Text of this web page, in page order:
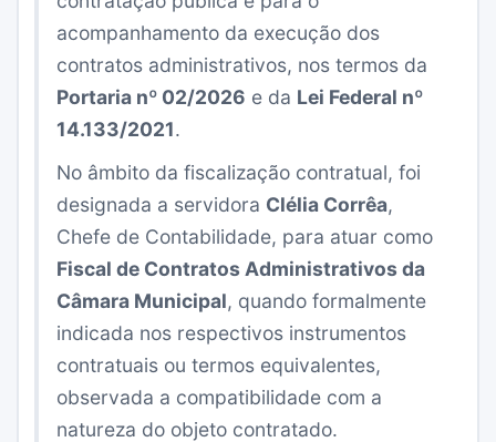
acompanhamento da execução dos
contratos administrativos, nos termos da
Portaria nº 02/2026 e da Lei Federal nº
14.133/2021.
No âmbito da fiscalização contratual, foi
designada a servidora Clélia Corrêa,
Chefe de Contabilidade, para atuar como
Fiscal de Contratos Administrativos da
Câmara Municipal, quando formalmente
indicada nos respectivos instrumentos
contratuais ou termos equivalentes,
observada a compatibilidade com a
natureza do objeto contratado.